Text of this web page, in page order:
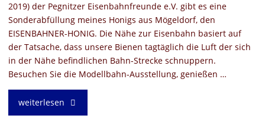
2019) der Pegnitzer Eisenbahnfreunde e.V. gibt es eine
Sonderabfüllung meines Honigs aus Mögeldorf, den
EISENBAHNER-HONIG. Die Nähe zur Eisenbahn basiert auf
der Tatsache, dass unsere Bienen tagtäglich die Luft der sich
in der Nähe befindlichen Bahn-Strecke schnuppern.
Besuchen Sie die Modellbahn-Ausstellung, genießen …
weiterlesen"EISENBAHNER-